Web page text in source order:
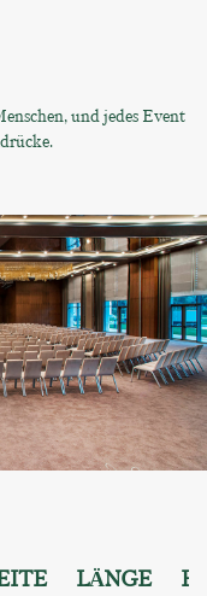
und jedes Event
LÄNGE